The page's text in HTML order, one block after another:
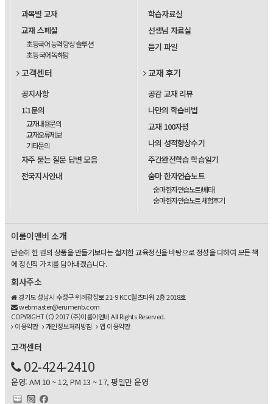
과목별 교재
교재 스페셜
초등국어 능력 향상 솔루션
초등 국어 독해왕
학습자료실
선생님 자료실
듣기 파일
고객센터
공지사항
1:1문의
교재내용문의
교재오류제보
기타문의
자주 묻는 질문 답변 모음
전국지사안내
교재 후기
공감 교재 리뷰
나만의 학습비법
교재 100자평
나의 성적향상수기
주간완전학습 학습일기
숨마 한자연습노트
숨마 한자연습노트(베타)
숨마 한자연습노트 체험후기
이룸이앤비 소개
단순히 한 권의 상품을 만들기보다는 철저한 교육정신을 바탕으로 정성을 다하여 모든 책
에 정신적 가치를 담아내겠습니다.
회사주소
경기도 성남시 수정구 위례광장로 21-9 KCC웰츠타워 2층 2018호
webmaster@erumenb.com
COPYRIGHT (C) 2017 (주)이룸이앤비 All Rights Reserved.
이용약관
개인정보처리방침 앱 이용약관
고객센터
02-424-2410
운영: AM 10 ~ 12, PM 13 ~ 17, 평일만 운영